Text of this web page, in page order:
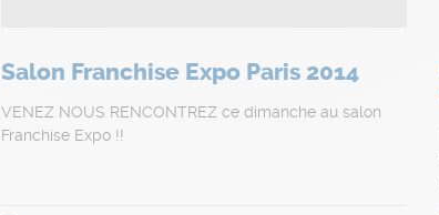
Salon Franchise Expo Paris 2014
VENEZ NOUS RENCONTREZ ce dimanche au salon
Franchise Expo !!